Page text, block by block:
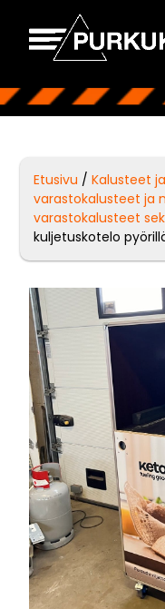
Etusivu /Kalusteet
varastokalusteet ja
varastokalusteet
kuljetuskotelo